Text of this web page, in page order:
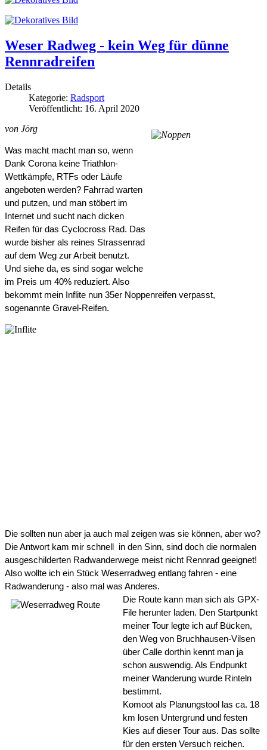
Weser Radweg - kein Weg für dünne
Rennradreifen
Details
Kategorie: Radsport
Veröffentlicht: 16. April 2020
von Jörg
Was macht macht man so, wenn
Dank Corona keine Triathlon-
Wettkämpfe, RTFs oder Läufe
angeboten werden? Fahrrad warten
und putzen, und man stöbert im
Internet und sucht nach dicken
Reifen für das Cyclocross Rad. Das
wurde bisher als reines Strassenrad
auf dem Weg zur Arbeit benutzt.
Und siehe da, es sind sogar welche
im Preis um 40% reduziert. Also
bekommt mein Inflite nun 35er Noppenreifen verpasst,
sogenannte Gravel-Reifen.
Die sollten nun aber ja auch mal zeigen was sie können, aber wo?
Die Antwort kam mir schnell  in den Sinn, sind doch die normalen
ausgeschilderten Radwanderwege meist nicht Rennrad geeignet!
Also wollte ich ein Stück Weserradweg entlang fahren - eine
Radwanderung - also mal was Anderes.
Die Route kann man sich als GPX-
File herunter laden. Den Startpunkt
meiner Tour legte ich auf Bücken,
den Weg von Bruchhausen-Vilsen
über Calle dorthin kennt man ja
schon auswendig. Als Endpunkt
meiner Wanderung wurde Rinteln
bestimmt.
Komoot als Planungstool las ca. 18
km losen Untergrund und festen
Kies auf dieser Tour aus. Das sollte
für den ersten Versuch reichen.